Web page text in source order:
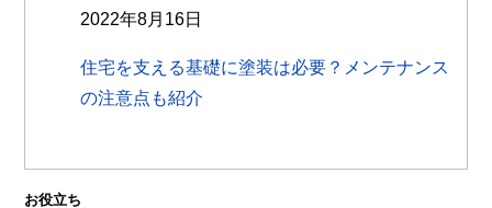
2022年8月16日
住宅を支える基礎に塗装は必要？メンテナンス
の注意点も紹介
お役立ち